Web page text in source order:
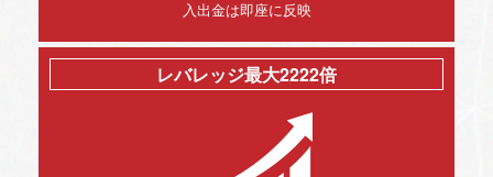
入出金は即座に反映
レバレッジ最大2222倍